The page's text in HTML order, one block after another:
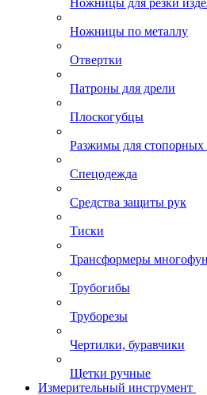
Ножницы для резки
Ножницы по металлу
Отвертки
Патроны для дрели
Плоскогубцы
Разжимы для стопорных
Спецодежда
Средства защиты рук
Тиски
Трансформеры
Трубогибы
Труборезы
Чертилки, буравчики
Щетки ручные
Измерительный инструмент